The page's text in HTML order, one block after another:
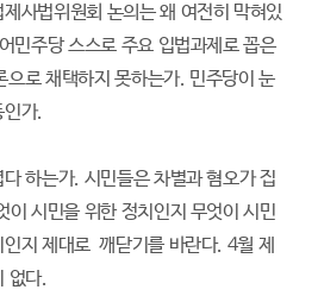
사법위원회 논의는 왜 여전히 막혀있
민주당 스스로 주요 입법과제로 꼽은
로 채택하지 못하는가. 민주당이 눈
가.
하는가. 시민들은 차별과 혐오가 집
이 시민을 위한 정치인지 무엇이 시민
지 제대로 깨닫기를 바란다. 4월 제
없다.